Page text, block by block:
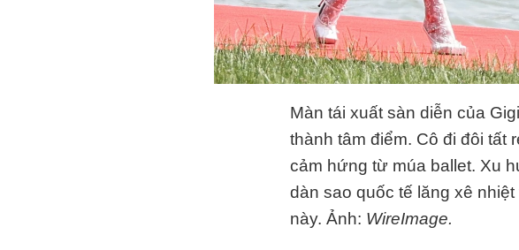
Màn tái xuất sàn diễn của
thành tâm điểm. Cô đi đôi tất
cảm hứng từ múa ballet. Xu
dàn sao quốc tế lăng xê
này. Ảnh: WireImage.